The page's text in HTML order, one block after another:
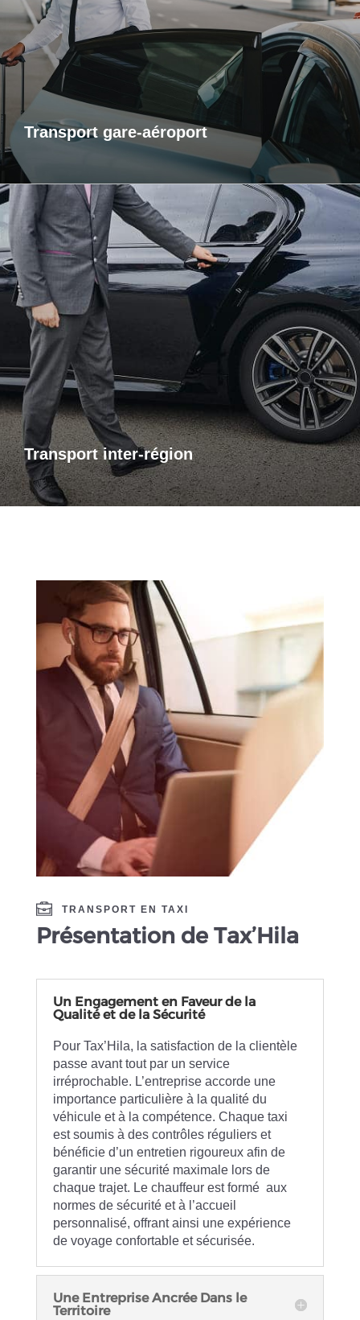
Transport gare-aéroport
service de transport fiable et ponctuel vers les gares et
aéroports. Je m’assure que vous arriviez à l’heure, sans
contrainte et dans un confort optimal. Que vous voyagiez
pour affaires ou pour le plaisir, laissez-moi gérer votre trajet
afin que vous puissiez vous concentrer sur l’essentiel : votre
voyage.
Transport inter-région
Transports inter-région
Pour vos trajets longue distance, je vous propose un service
de transport inter-régional fiable et confortable. Que ce soit
pour des raisons personnelles ou professionnelles,
bénéficiez d’un accompagnement adapté à vos besoins,
avec des trajets sûrs et sur mesure.
TRANSPORT EN TAXI
Présentation de Tax’Hila
Un Engagement en Faveur de la
Qualité et de la Sécurité
Pour Tax’Hila, la satisfaction de la clientèle
passe avant tout par un service
irréprochable. L’entreprise accorde une
importance particulière à la qualité du
véhicule et à la compétence. Chaque taxi
est soumis à des contrôles réguliers et
bénéficie d’un entretien rigoureux afin de
garantir une sécurité maximale lors de
chaque trajet. Le chauffeur est formé aux
normes de sécurité et à l’accueil
personnalisé, offrant ainsi une expérience
de voyage confortable et sécurisée.
Une Entreprise Ancrée Dans le
Territoire